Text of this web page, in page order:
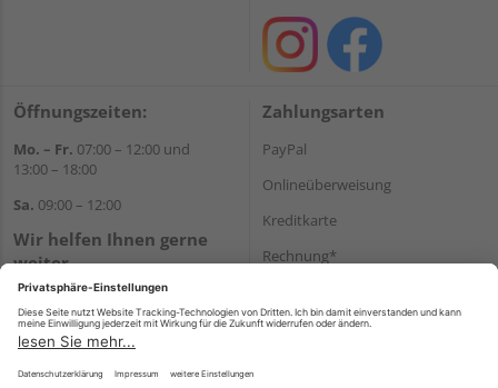
Öffnungszeiten:
Mo. – Fr. 07:00 – 12:00 und
13:00 – 18:00
Sa. 09:00 – 12:00
Wir helfen Ihnen gerne
weiter
Tel.:+49 8122 14197
E-Mail:vertrieb@holz-liebl.de
Zahlungsarten
PayPal
Onlineüberweisung
Kreditkarte
Rechnung*
Versand